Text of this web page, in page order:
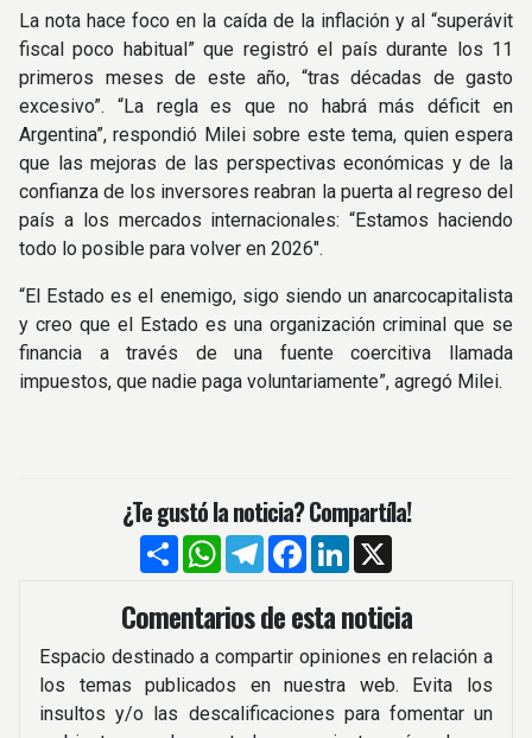
La nota hace foco en la caída de la inflación y al “superávit
fiscal poco habitual” que registró el país durante los 11
primeros meses de este año, “tras décadas de gasto
excesivo”. “La regla es que no habrá más déficit en
Argentina”, respondió Milei sobre este tema, quien espera
que las mejoras de las perspectivas económicas y de la
confianza de los inversores reabran la puerta al regreso del
país a los mercados internacionales: “Estamos haciendo
todo lo posible para volver en 2026″.
“El Estado es el enemigo, sigo siendo un anarcocapitalista
y creo que el Estado es una organización criminal que se
financia a través de una fuente coercitiva llamada
impuestos, que nadie paga voluntariamente”, agregó Milei.
¿Te gustó la noticia? Compartíla!
CompartirWhatsApp
TelegramFacebook
LinkedIn
Comentarios de esta noticia
Espacio destinado a compartir opiniones en relación a
los temas publicados en nuestra web. Evita los
insultos y/o las descalificaciones para fomentar un